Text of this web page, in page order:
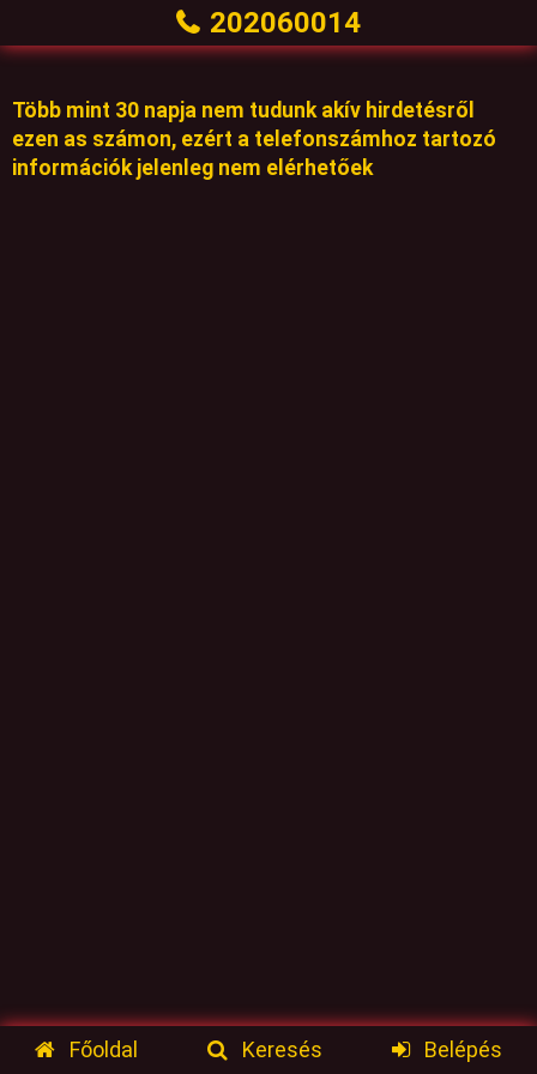
202060014
Főoldal Keresés Belépés
Több mint 30 napja nem tudunk akív hirdetésről
ezen as számon, ezért a telefonszámhoz tartozó
információk jelenleg nem elérhetőek